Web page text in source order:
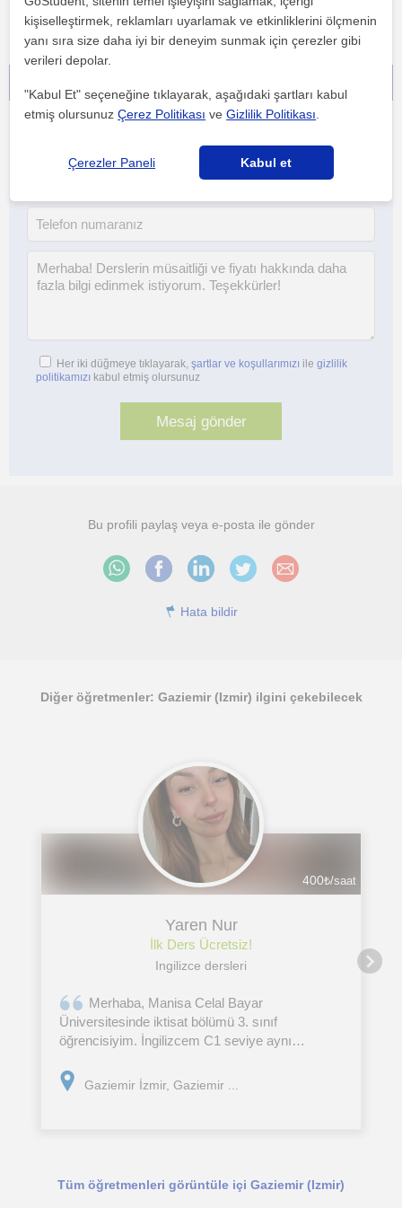
Her iki düğmeye tıklayarak, şartlar ve koşullarımızı ile gizlilik
politikamızı kabul etmiş olursunuz
Bu profili paylaş veya e-posta ile gönder
Hata bildir
Diğer öğretmenler: Gaziemir (Izmir) ilgini çekebilecek
400₺/saat
Yaren Nur
İlk Ders Ücretsiz!
Ingilizce dersleri
Merhaba, Manisa Celal Bayar
Üniversitesinde iktisat bölümü 3. sınıf
öğrencisiyim. İngilizcem C1 seviye aynı
Tanıdıklar dışında özel ders verme tecrübem
Gaziemir İzmir, Gaziemir ...
Tüm öğretmenleri görüntüle içi Gaziemir (Izmir)
kişiselleştirmek, reklamları uyarlamak ve etkinliklerini ölçmenin
yanı sıra size daha iyi bir deneyim sunmak için çerezler gibi
verileri depolar.
"Kabul Et" seçeneğine tıklayarak, aşağıdaki şartları kabul
etmiş olursunuzÇerez Politikası veGizlilik Politikası
Çerezler Paneli Kabul et